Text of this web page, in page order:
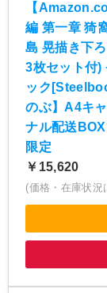
【
編 第一章 猗
島 晃描き下
3枚セット付)
ック
のぶ】A4キ
ナル配送
限定
￥15,620
(価格・在庫状況